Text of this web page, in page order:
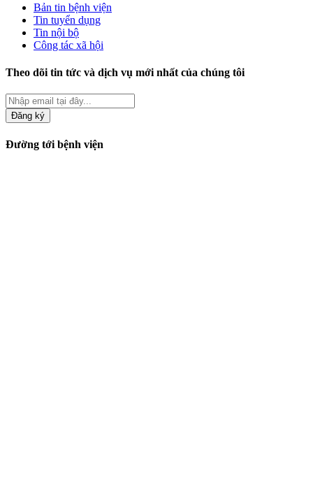
Bản tin bệnh viện
Tin tuyển dụng
Tin nội bộ
Công tác xã hội
Theo dõi tin tức và dịch vụ mới nhất của chúng tôi
Đăng ký
Đường tới bệnh viện